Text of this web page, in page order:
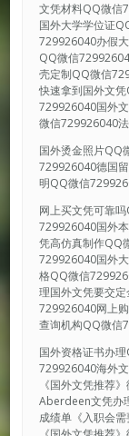
文凭材料QQ微信
国外大学学位证
729926040办假
QQ微信
壳定制QQ微信
快速拿到国外文
729926040国外
微信729926040
国外烫金照片QQ
729926040德国
明QQ微信
网上买文凭可靠
729926040国外
凭高仿真制作QQ
729926040国外
格QQ微信
理国外文凭要交
729926040网上
查询机构QQ微信
国外资格证书办
729926040海外
《国外文凭推荐
Aberdeen文凭办
成绩单《入职会需